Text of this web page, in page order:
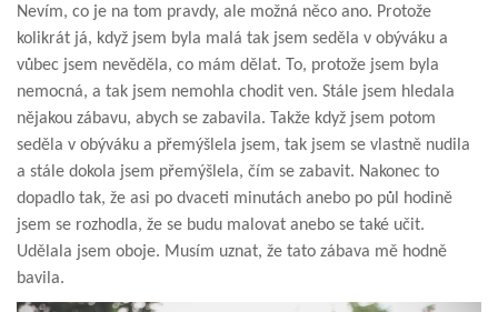
Nevím, co je na tom pravdy, ale možná něco ano. Protože
kolikrát já, když jsem byla malá tak jsem seděla v obýváku a
vůbec jsem nevěděla, co mám dělat. To, protože jsem byla
nemocná, a tak jsem nemohla chodit ven. Stále jsem hledala
nějakou zábavu, abych se zabavila. Takže když jsem potom
seděla v obýváku a přemýšlela jsem, tak jsem se vlastně nudila
a stále dokola jsem přemýšlela, čím se zabavit. Nakonec to
dopadlo tak, že asi po dvaceti minutách anebo po půl hodině
jsem se rozhodla, že se budu malovat anebo se také učit.
Udělala jsem oboje. Musím uznat, že tato zábava mě hodně
bavila.